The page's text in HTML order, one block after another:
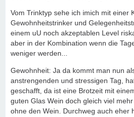
Vom Trinktyp sehe ich imich mit einer
Gewohnheitstrinker und
einem uU noch akzeptablen Level
aber in der Kombination wenn die
weniger werden...
Gewohnheit: Ja da kommt man nun
anstrengenden und stressigen Tag,
geschafft, da ist eine Brotzeit mit
guten Glas Wein doch gleich viel
ohne den Wein. Durchweg auch eher